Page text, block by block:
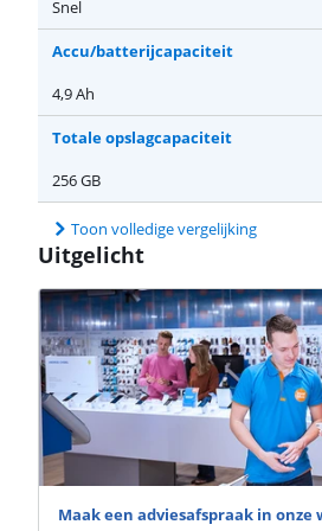
Snel
Accu/batterijcapaciteit
4,9 Ah
Totale opslagcapaciteit
256 GB
Toon volledige vergelijking
Uitgelicht
Maak een adviesafspraak in onze